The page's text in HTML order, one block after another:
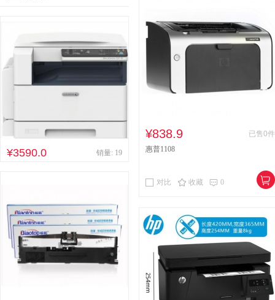
¥3590.0 销量: 19
¥838.9
已售0件
惠普1108
对比 收藏 0